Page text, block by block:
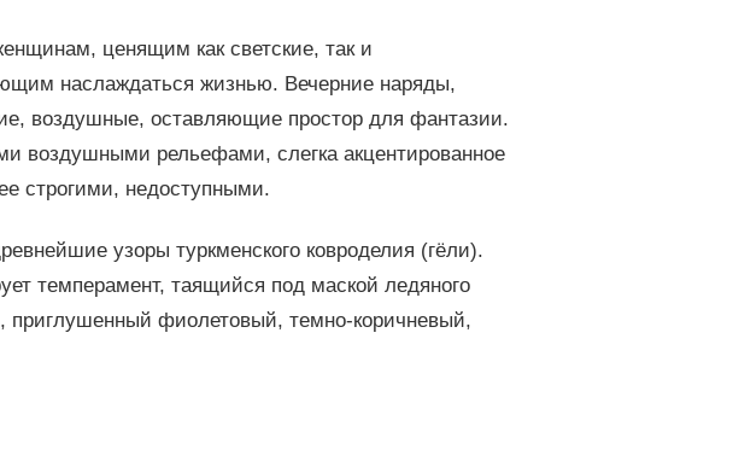
ценящим как светские, так и
наслаждаться жизнью. Вечерние наряды,
воздушные, оставляющие простор для фантазии.
воздушными рельефами, слегка акцентированное
строгими, недоступными.
узоры туркменского ковроделия (гёли).
темперамент, таящийся под маской ледяного
фиолетовый, темно-коричневый,